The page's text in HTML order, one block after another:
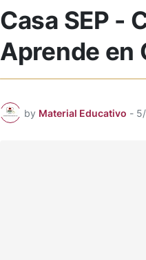
Casa SEP -
Aprende en
by Material Educativo -